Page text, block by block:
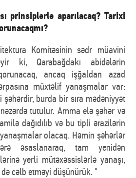
prinsiplərlə aparılacaq? Tarixi
Komitəsinin sədr müavini
ki, Qarabağdakı abidələrin
ancaq işğaldan azad
müxtəlif yanaşmalar var:
şəhərdir, burda bir sıra mədəniyyət
tutulur. Amma elə şəhər və
dağıdılıb və bu tipli ərazilərin
olacaq. Həmin şəhərlər
əsaslanaraq, tam yenidən
yerli mütəxəssislərlə yanaşı,
cəlb etməyi düşünürük. "